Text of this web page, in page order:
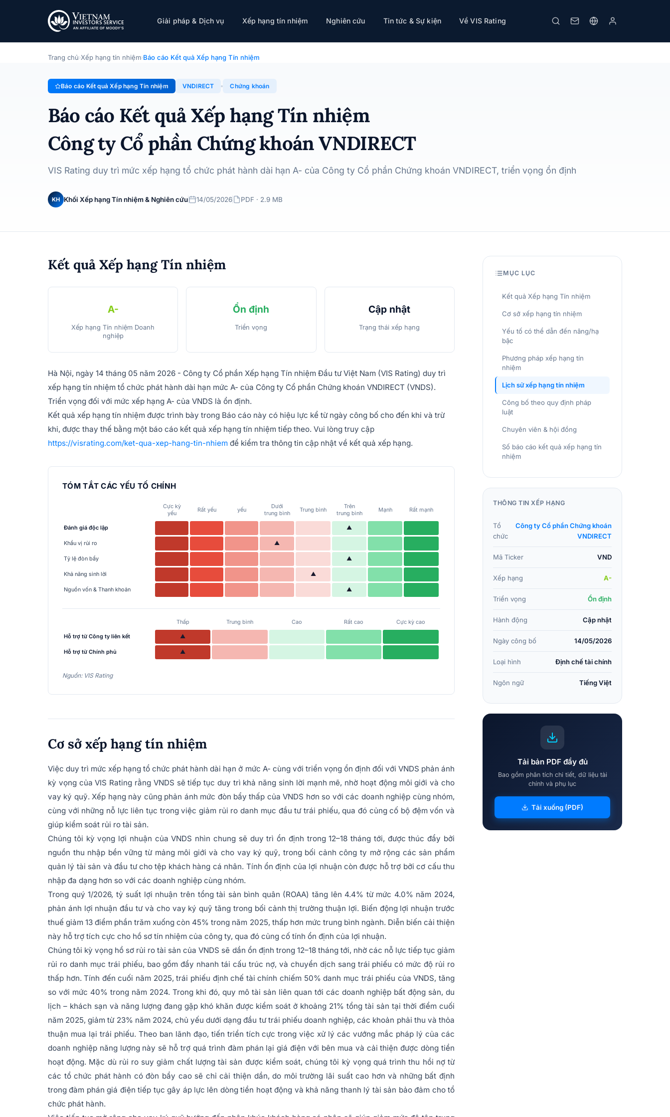
Giải pháp & Dịch vụ Xếp hạng tín nhiệm Nghiên cứu Tin tức & Sự kiện Về VIS Rating
VNDIRECT
Báo cáo Kết quả Xếp hạng Tín nhiệm · Công ty Cổ phần Chứng khoán VNDIRECT · 14/05/2026
In Tải PDF
Trang chủ›Xếp hạng tín nhiệm›Báo cáo Kết quả Xếp hạng Tín nhiệm
Báo cáo Kết quả Xếp hạng Tín nhiệm VNDIRECT Chứng khoán
Báo cáo Kết quả Xếp hạng Tín nhiệm
Công ty Cổ phần Chứng khoán VNDIRECT
VIS Rating duy trì mức xếp hạng tổ chức phát hành dài hạn A- của Công ty Cổ phần Chứng khoán VNDIRECT, triển vọng ổn định
KH Khối Xếp hạng Tín nhiệm & Nghiên cứu 14/05/2026 PDF · 2.9 MB
Kết quả Xếp hạng Tín nhiệm
A-
Xếp hạng Tín nhiệm Doanh
nghiệp
Ổn định
Triển vọng
Cập nhật
Trạng thái xếp hạng
Hà Nội, ngày 14 tháng 05 năm 2026 - Công ty Cổ phần Xếp hạng Tín nhiệm Đầu tư Việt Nam (VIS Rating) duy trì
xếp hạng tín nhiệm tổ chức phát hành dài hạn mức A- của Công ty Cổ phần Chứng khoán VNDIRECT (VNDS).
Triển vọng đối với mức xếp hạng A- của VNDS là ổn định.
Kết quả xếp hạng tín nhiệm được trình bày trong Báo cáo này có hiệu lực kể từ ngày công bố cho đến khi và trừ
khi, được thay thế bằng một báo cáo kết quả xếp hạng tín nhiệm tiếp theo. Vui lòng truy cập
https://visrating.com/ket-qua-xep-hang-tin-nhiem để kiểm tra thông tin cập nhật về kết quả xếp hạng.
TÓM TẮT CÁC YẾU TỐ CHÍNH
Cực kỳ
yếu
Rất yếu yếu
Dưới
trung bình
Trung bình
Trên
trung bình
Mạnh Rất mạnh
Đánh giá độc lập ▲
Khẩu vị rủi ro ▲
Tỷ lệ đòn bẩy ▲
Khả năng sinh lời ▲
Nguồn vốn & Thanh khoản ▲
Thấp Trung bình Cao Rất cao Cực kỳ cao
Hỗ trợ từ Công ty liên kết ▲
Hỗ trợ từ Chính phủ ▲
Nguồn: VIS Rating
Cơ sở xếp hạng tín nhiệm
Việc duy trì mức xếp hạng tổ chức phát hành dài hạn ở mức A- cùng với triển vọng ổn định đối với VNDS phản ánh
kỳ vọng của VIS Rating rằng VNDS sẽ tiếp tục duy trì khả năng sinh lời mạnh mẽ, nhờ hoạt động môi giới và cho
vay ký quỹ. Xếp hạng này cũng phản ánh mức đòn bẩy thấp của VNDS hơn so với các doanh nghiệp cùng nhóm,
cùng với những nỗ lực liên tục trong việc giảm rủi ro danh mục đầu tư trái phiếu, qua đó củng cố bộ đệm vốn và
giúp kiểm soát rủi ro tài sản.
Chúng tôi kỳ vọng lợi nhuận của VNDS nhìn chung sẽ duy trì ổn định trong 12–18 tháng tới, được thúc đẩy bởi
nguồn thu nhập bền vững từ mảng môi giới và cho vay ký quỹ, trong bối cảnh công ty mở rộng các sản phẩm
quản lý tài sản và đầu tư cho tệp khách hàng cá nhân. Tính ổn định của lợi nhuận còn được hỗ trợ bởi cơ cấu thu
nhập đa dạng hơn so với các doanh nghiệp cùng nhóm.
Trong quý 1/2026, tỷ suất lợi nhuận trên tổng tài sản bình quân (ROAA) tăng lên 4.4% từ mức 4.0% năm 2024,
phản ánh lợi nhuận đầu tư và cho vay ký quỹ tăng trong bối cảnh thị trường thuận lợi. Biến động lợi nhuận trước
thuế giảm 13 điểm phần trăm xuống còn 45% trong năm 2025, thấp hơn mức trung bình ngành. Diễn biến cải thiện
này hỗ trợ tích cực cho hồ sơ tín nhiệm của công ty, qua đó củng cố tính ổn định của lợi nhuận.
Chúng tôi kỳ vọng hồ sơ rủi ro tài sản của VNDS sẽ dần ổn định trong 12–18 tháng tới, nhờ các nỗ lực tiếp tục giảm
rủi ro danh mục trái phiếu, bao gồm đẩy nhanh tái cấu trúc nợ, và chuyển dịch sang trái phiếu có mức độ rủi ro
thấp hơn. Tính đến cuối năm 2025, trái phiếu định chế tài chính chiếm 50% danh mục trái phiếu của VNDS, tăng
so với mức 40% trong năm 2024. Trong khi đó, quy mô tài sản liên quan tới các doanh nghiệp bất động sản, du
lịch – khách sạn và năng lượng đang gặp khó khăn được kiểm soát ở khoảng 21% tổng tài sản tại thời điểm cuối
năm 2025, giảm từ 23% năm 2024, chủ yếu dưới dạng đầu tư trái phiếu doanh nghiệp, các khoản phải thu và thỏa
thuận mua lại trái phiếu. Theo ban lãnh đạo, tiến triển tích cực trong việc xử lý các vướng mắc pháp lý của các
doanh nghiệp năng lượng này sẽ hỗ trợ quá trình đàm phán lại giá điện với bên mua và cải thiện được dòng tiền
hoạt động. Mặc dù rủi ro suy giảm chất lượng tài sản được kiểm soát, chúng tôi kỳ vọng quá trình thu hồi nợ từ
các tổ chức phát hành có đòn bẩy cao sẽ chỉ cải thiện dần, do môi trường lãi suất cao hơn và những bất định
trong đàm phán giá điện tiếp tục gây áp lực lên dòng tiền hoạt động và khả năng thanh lý tài sản bảo đảm cho tổ
chức phát hành.
MỤC LỤC
Kết quả Xếp hạng Tín nhiệm
Cơ sở xếp hạng tín nhiệm
Yếu tố có thể dẫn đến nâng/hạ
bậc
Phương pháp xếp hạng tín
nhiệm
Lịch sử xếp hạng tín nhiệm
Công bố theo quy định pháp
luật
Chuyên viên & hội đồng
Số báo cáo kết quả xếp hạng tín
nhiệm
THÔNG TIN XẾP HẠNG
Tổ
chức
Công ty Cổ phần Chứng khoán
VNDIRECT
Mã Ticker VND
Xếp hạng A-
Triển vọng Ổn định
Hành động Cập nhật
Ngày công bố 14/05/2026
Loại hình Định chế tài chính
Ngôn ngữ Tiếng Việt
Tải bản PDF đầy đủ
Bao gồm phân tích chi tiết, dữ liệu tài
chính và phụ lục
Tải xuống (PDF)